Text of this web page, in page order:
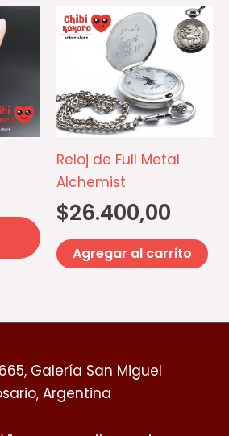
Este
producto
variantes.
Las
opciones
elegir
en
Reloj de Full Metal
Alchemist
$26.400,00
Agregar al carrito
Galería San Miguel
Argentina